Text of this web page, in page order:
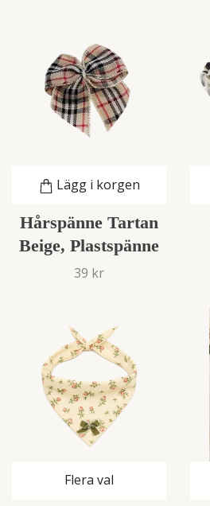
Lägg i korgen
Hårspänne Tartan
Beige, Plastspänne
39 kr
Flera val